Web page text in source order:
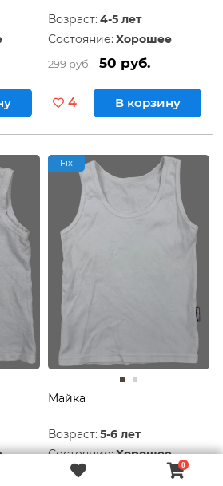
Возраст: 4-5 лет
Состояние: Хорошее
299 руб. 50 руб.
4 В корзину
Fix
Майка
Возраст: 5-6 лет
Состояние:Хорошее
399 руб.